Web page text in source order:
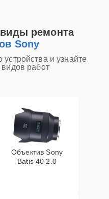
ремонта
Sony
и узнайте
видов работ
Объектив Sony
Batis 40 2.0